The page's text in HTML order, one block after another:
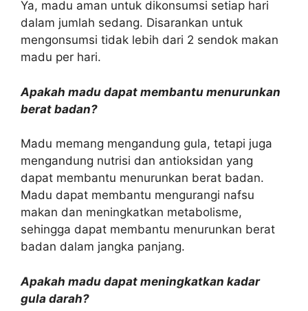
Ya, madu aman untuk dikonsumsi setiap hari
dalam jumlah sedang. Disarankan untuk
mengonsumsi tidak lebih dari 2 sendok makan
madu per hari.
Apakah madu dapat membantu menurunkan
berat badan?
Madu memang mengandung gula, tetapi juga
mengandung nutrisi dan antioksidan yang
dapat membantu menurunkan berat badan.
Madu dapat membantu mengurangi nafsu
makan dan meningkatkan metabolisme,
sehingga dapat membantu menurunkan berat
badan dalam jangka panjang.
Apakah madu dapat meningkatkan kadar
gula darah?